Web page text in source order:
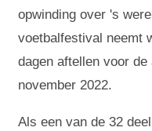
opwinding over 's
voetbalfestival neemt
dagen aftellen voor
november 2022.
Als een van de 32